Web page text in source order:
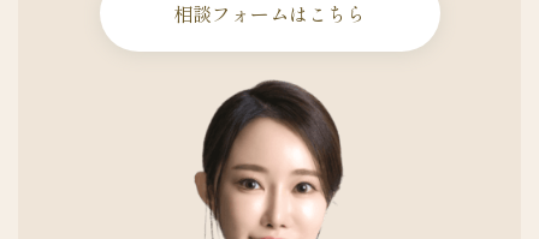
相談フォームはこちら